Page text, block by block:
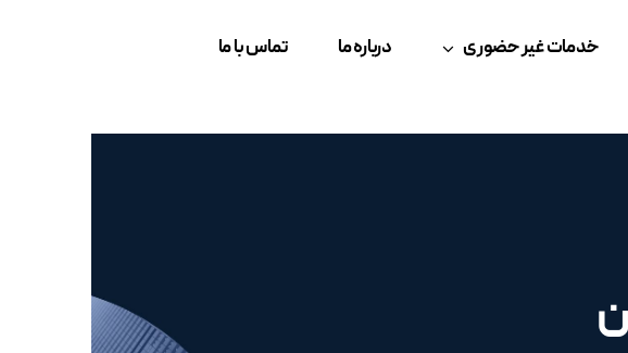
خدمات غیر حضوری درباره ما تماس با ما